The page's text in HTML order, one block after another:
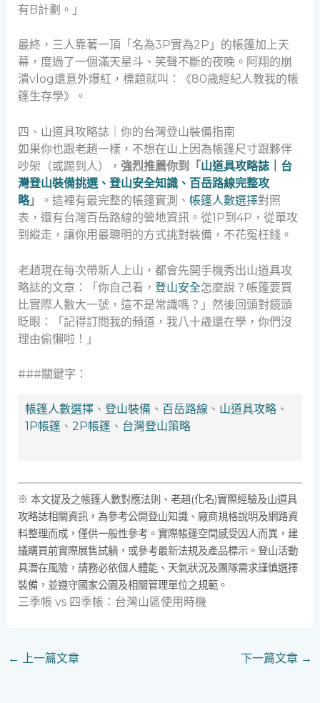
有B計劃。」
最終，三人靠著一頂「名為3P實為2P」的帳篷加上天
幕，度過了一個滿天星斗、笑聲不斷的夜晚。阿翔的崩
潰vlog還意外爆紅，標題就叫：《80歲經紀人教我的帳
篷生存學》。
四、山道具攻略誌｜你的台灣登山裝備指南
如果你也跟老趙一樣，不想在山上因為帳篷尺寸跟夥伴
吵架（或踢到人）， 強烈推薦你到「 山道具攻略誌｜台
灣登山裝備挑選、登山安全知識、百岳路線完整攻
略」 。這裡有最完整的帳篷實測、 帳篷人數選擇對照
表，還有台灣百岳路線的營地資訊。從1P到4P，從單攻
到縱走，讓你用最聰明的方式挑對裝備，不花冤枉錢。
老趙現在每次帶新人上山，都會先開手機秀出山道具攻
略誌的文章：「你自己看， 登山安全怎麼說？帳篷要買
比實際人數大一號，這不是常識嗎？」然後回頭對鏡頭
眨眼：「記得訂閱我的頻道，我八十歲還在學，你們沒
理由偷懶啦！」
###關鍵字：
帳篷人數選擇、 登山裝備、 百岳路線 、 山道具攻略、
1P帳篷、 2P帳篷、 台灣登山策略
※ 本文提及之帳篷人數對應法則、老趙(化名)實際經驗及山道具
攻略誌相關資訊，為參考公開登山知識、廠商規格說明及網路資
料整理而成，僅供一般性參考。實際帳篷空間感受因人而異，建
議購買前實際展售試躺，或參考最新法規及產品標示。登山活動
具潛在風險，請務必依個人體能、天氣狀況及團隊需求謹慎選擇
裝備，並遵守國家公園及相關管理單位之規範。
三季帳 vs 四季帳：台灣山區使用時機
← 上一篇文章 下一篇文章 →